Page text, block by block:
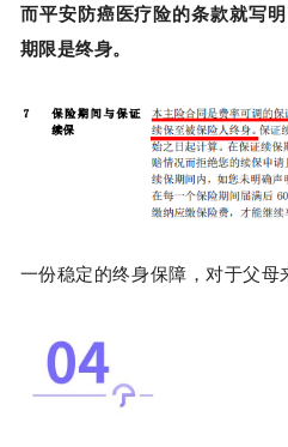
而平安防癌医疗险的条款就写
期限是终身。
一份稳定的终身保障，对于父母